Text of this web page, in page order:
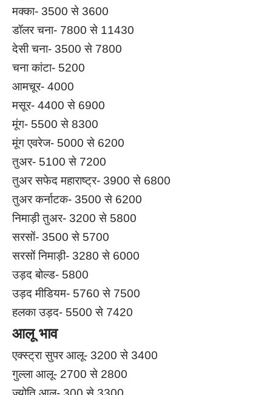
मक्का- 3500 से 3600
डॉलर चना- 7800 से 11430
देसी चना- 3500 से 7800
चना कांटा- 5200
आमचूर- 4000
मसूर- 4400 से 6900
मूंग- 5500 से 8300
मूंग एवरेज- 5000 से 6200
तुअर- 5100 से 7200
तुअर सफेद महाराष्ट्र- 3900 से 6800
तुअर कर्नाटक- 3500 से 6200
निमाड़ी तुअर- 3200 से 5800
सरसों- 3500 से 5700
सरसों निमाड़ी- 3280 से 6000
उड़द बोल्ड- 5800
उड़द मीडियम- 5760 से 7500
हलका उड़द- 5500 से 7420
आलू भाव
एक्स्ट्रा सुपर आलू- 3200 से 3400
गुल्ला आलू- 2700 से 2800